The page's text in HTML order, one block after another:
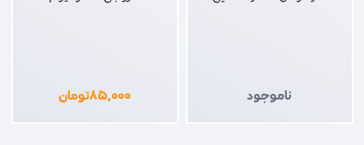
ناموجود ۸۵,۰۰۰تومان